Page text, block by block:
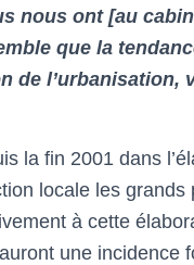
nous ont [au
que la
de l’urbanisation,
la fin 2001 dans
locale les grands
à cette
une incidence